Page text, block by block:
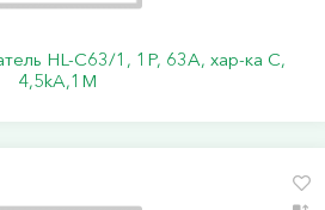
HL-C63/1, 1Р, 63А, хар-ка С,
4,5kA,1M